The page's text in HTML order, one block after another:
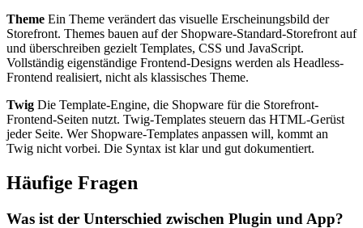
Theme Ein Theme verändert das visuelle Erscheinungsbild der
Storefront. Themes bauen auf der Shopware-Standard-Storefront auf
und überschreiben gezielt Templates, CSS und JavaScript.
Vollständig eigenständige Frontend-Designs werden als Headless-
Frontend realisiert, nicht als klassisches Theme.
Twig Die Template-Engine, die Shopware für die Storefront-
Frontend-Seiten nutzt. Twig-Templates steuern das HTML-Gerüst
jeder Seite. Wer Shopware-Templates anpassen will, kommt an
Twig nicht vorbei. Die Syntax ist klar und gut dokumentiert.
Häufige Fragen
Was ist der Unterschied zwischen Plugin und App?